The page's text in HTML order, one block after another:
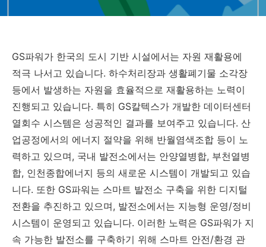
GS파워가 한국의 도시 기반 시설에서는 자원 재활용에
적극 나서고 있습니다. 하수처리장과 생활폐기물 소각장
등에서 발생하는 자원을 효율적으로 재활용하는 노력이
진행되고 있습니다. 특히 GS칼텍스가 개발한 데이터센터
열회수 시스템은 성공적인 결과를 보여주고 있습니다. 산
업공정에서의 에너지 절약을 위해 반월염색조합 등이 노
력하고 있으며, 국내 발전소에서는 안양열병합, 부천열병
합, 인천종합에너지 등의 새로운 시스템이 개발되고 있습
니다. 또한 GS파워는 스마트 발전소 구축을 위한 디지털
전환을 추진하고 있으며, 발전소에서는 지능형 운영/정비
시스템이 운영되고 있습니다. 이러한 노력은 GS파워가 지
속 가능한 발전소를 구축하기 위해 스마트 안전/환경 관